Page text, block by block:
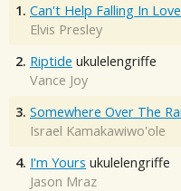
1. Can't Help Falling In
Elvis Presley
2. Riptide ukulelengriffe
Vance Joy
3. Somewhere Over The
Israel Kamakawiwo'ole
4. I'm Yours ukulelengriffe
Jason Mraz